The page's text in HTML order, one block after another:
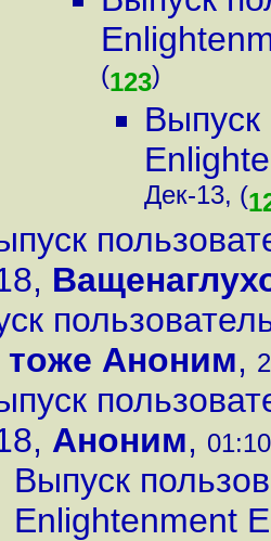
(123)
Выпуск
Дек-13, (
,
тоже Аноним,
, Аноним,
Выпуск
Enlightenment